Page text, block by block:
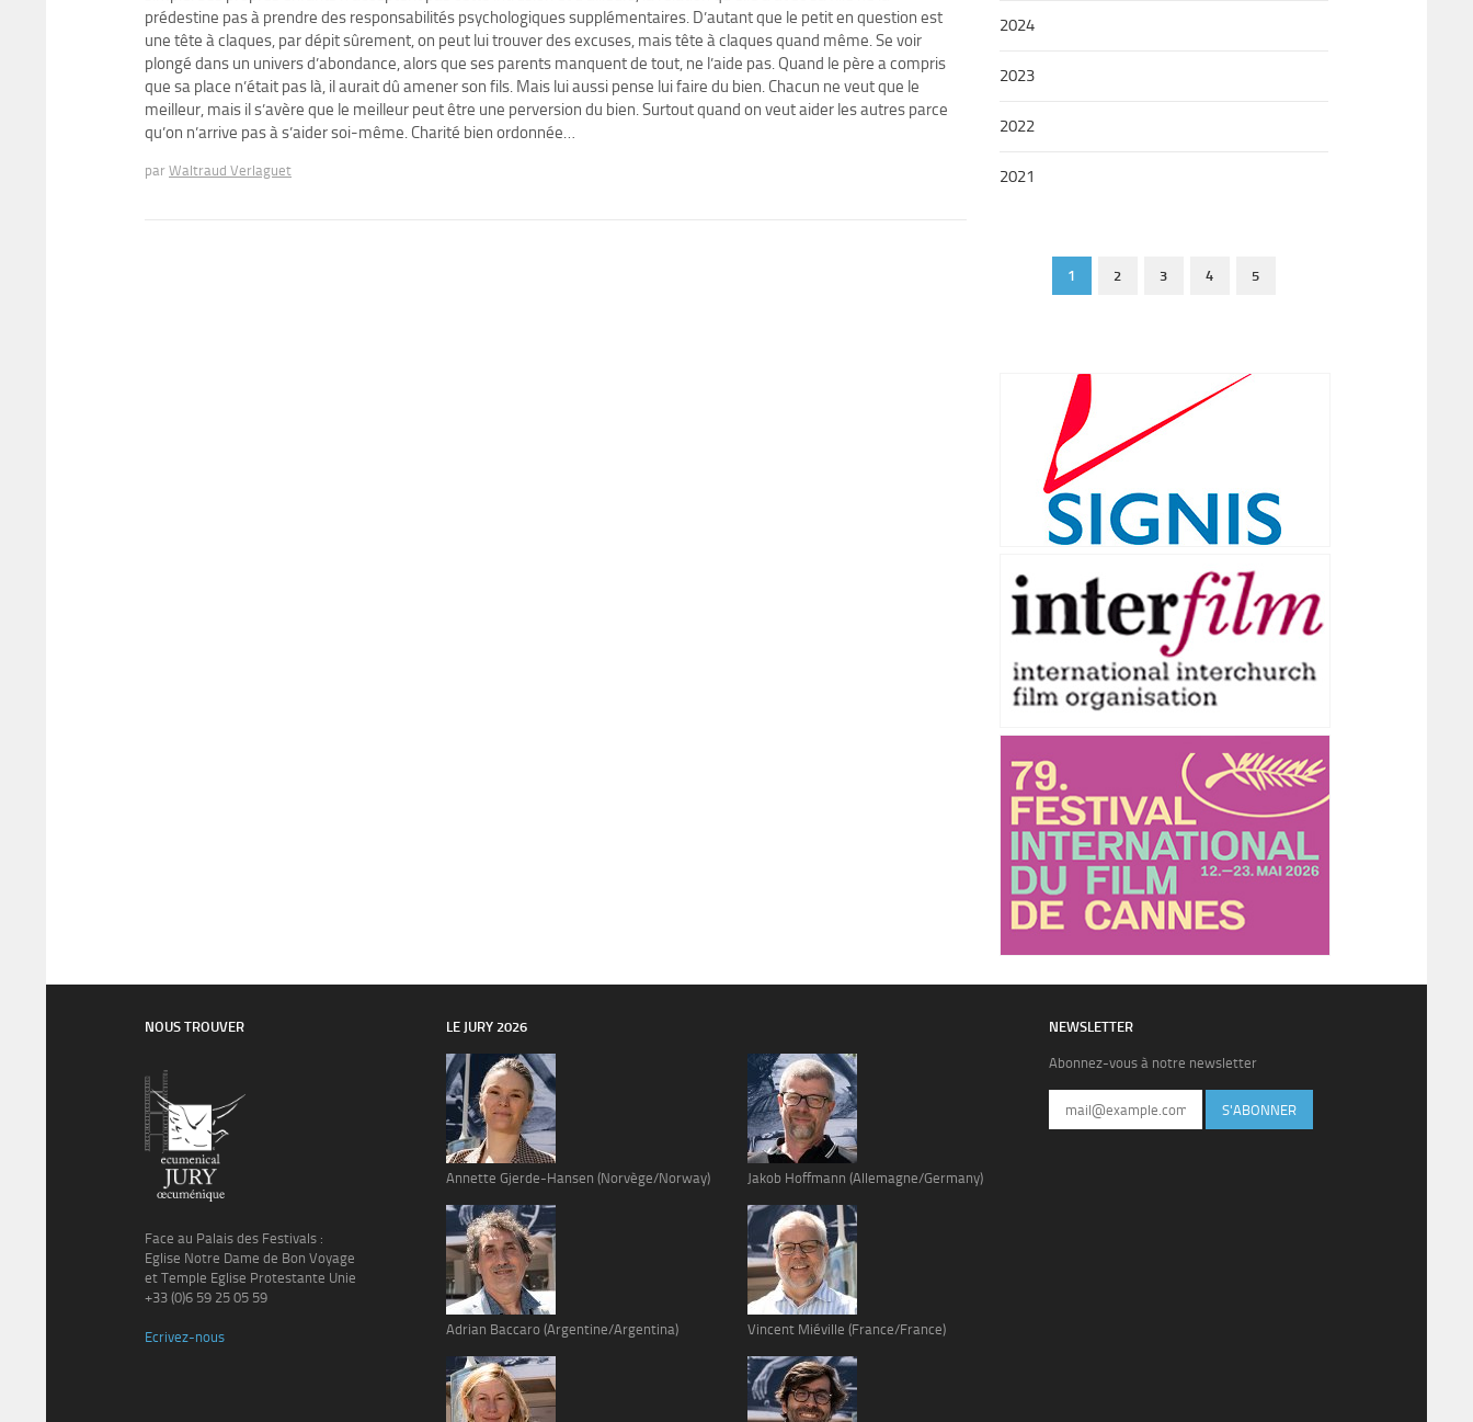
prédestine pas à prendre des responsabilités psychologiques supplémentaires. D’autant que le petit en question est
une tête à claques, par dépit sûrement, on peut lui trouver des excuses, mais tête à claques quand même. Se voir
plongé dans un univers d’abondance, alors que ses parents manquent de tout, ne l’aide pas. Quand le père a compris
que sa place n’était pas là, il aurait dû amener son fils. Mais lui aussi pense lui faire du bien. Chacun ne veut que le
meilleur, mais il s’avère que le meilleur peut être une perversion du bien. Surtout quand on veut aider les autres parce
qu’on n’arrive pas à s’aider soi-même. Charité bien ordonnée…
par Waltraud Verlaguet
2024
2023
2022
2021
1 2 3 4 5
NOUS TROUVER
Face au Palais des Festivals :
Eglise Notre Dame de Bon Voyage
et Temple Eglise Protestante Unie
+33 (0)6 59 25 05 59
Ecrivez-nous
LE JURY 2026
Annette Gjerde-Hansen (Norvège/Norway)
Adrian Baccaro (Argentine/Argentina)
Jakob Hoffmann (Allemagne/Germany)
Vincent Miéville (France/France)
NEWSLETTER
Abonnez-vous à notre newsletter
S'ABONNER